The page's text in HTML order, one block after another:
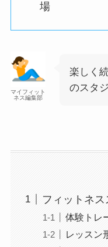
場
マイフィット
ネス編集部
楽しく
のスタ
フィットネ
体験トレ
レッスン